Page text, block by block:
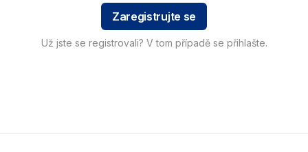
Zaregistrujte se
Už jste se registrovali? V tom případě se přihlašte.